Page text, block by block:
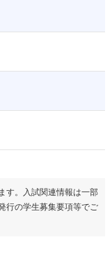
す。入試関連情報は一部
行の学生募集要項等でご